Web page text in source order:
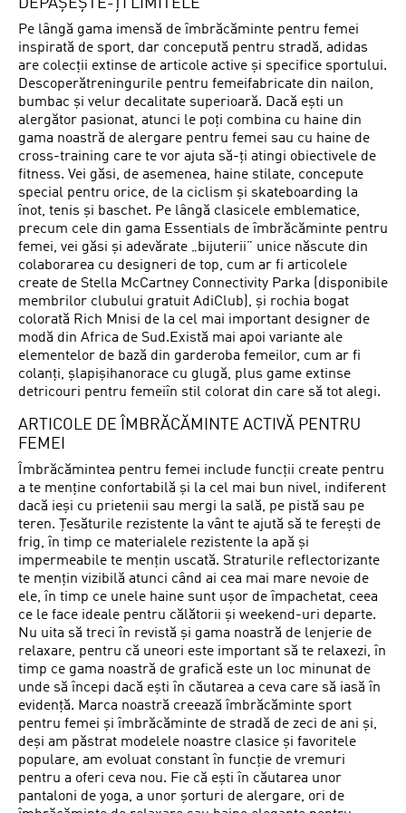
DEPĂȘEȘTE-ȚI LIMITELE
Pe lângă gama imensă de îmbrăcăminte pentru femei
inspirată de sport, dar concepută pentru stradă, adidas
are colecții extinse de articole active și specifice sportului.
Descoperătreningurile pentru femeifabricate din nailon,
bumbac și velur decalitate superioară. Dacă ești un
alergător pasionat, atunci le poți combina cu haine din
gama noastră de alergare pentru femei sau cu haine de
cross-training care te vor ajuta să-ți atingi obiectivele de
fitness. Vei găsi, de asemenea, haine stilate, concepute
special pentru orice, de la ciclism și skateboarding la
înot, tenis și baschet. Pe lângă clasicele emblematice,
precum cele din gama Essentials de îmbrăcăminte pentru
femei, vei găsi și adevărate „bijuterii” unice născute din
colaborarea cu designeri de top, cum ar fi articolele
create de Stella McCartney Connectivity Parka (disponibile
membrilor clubului gratuit AdiClub), și rochia bogat
colorată Rich Mnisi de la cel mai important designer de
modă din Africa de Sud.Există mai apoi variante ale
elementelor de bază din garderoba femeilor, cum ar fi
colanți, șlapișihanorace cu glugă, plus game extinse
detricouri pentru femeiîn stil colorat din care să tot alegi.
ARTICOLE DE ÎMBRĂCĂMINTE ACTIVĂ PENTRU
FEMEI
Îmbrăcămintea pentru femei include funcții create pentru
a te menține confortabilă și la cel mai bun nivel, indiferent
dacă ieși cu prietenii sau mergi la sală, pe pistă sau pe
teren. Țesăturile rezistente la vânt te ajută să te ferești de
frig, în timp ce materialele rezistente la apă și
impermeabile te mențin uscată. Straturile reflectorizante
te mențin vizibilă atunci când ai cea mai mare nevoie de
ele, în timp ce unele haine sunt ușor de împachetat, ceea
ce le face ideale pentru călătorii și weekend-uri departe.
Nu uita să treci în revistă și gama noastră de lenjerie de
relaxare, pentru că uneori este important să te relaxezi, în
timp ce gama noastră de grafică este un loc minunat de
unde să începi dacă ești în căutarea a ceva care să iasă în
evidență. Marca noastră creează îmbrăcăminte sport
pentru femei și îmbrăcăminte de stradă de zeci de ani și,
deși am păstrat modelele noastre clasice și favoritele
populare, am evoluat constant în funcție de vremuri
pentru a oferi ceva nou. Fie că ești în căutarea unor
pantaloni de yoga, a unor șorturi de alergare, ori de